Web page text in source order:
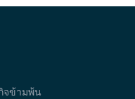
จข้ามพ้น